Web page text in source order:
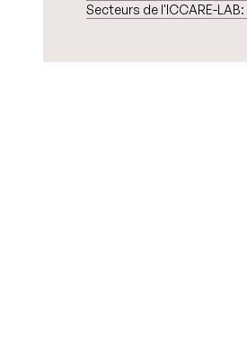
Secteurs de l'ICCARE-LAB: